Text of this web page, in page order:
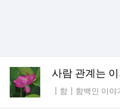
사람 관계는
게시판명
┃함┃함백인 이야